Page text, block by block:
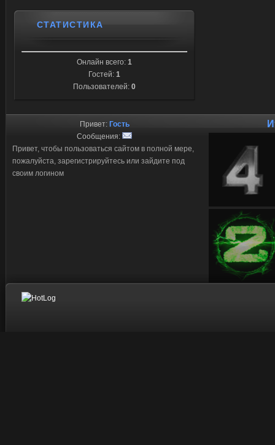
СТАТИСТИКА
Онлайн всего: 1
Гостей: 1
Пользователей: 0
Привет: Гость
Сообщения:
Привет, чтобы пользоваться сайтом в полной мере,
пожалуйста, зарегистрируйтесь или зайдите под
своим логином